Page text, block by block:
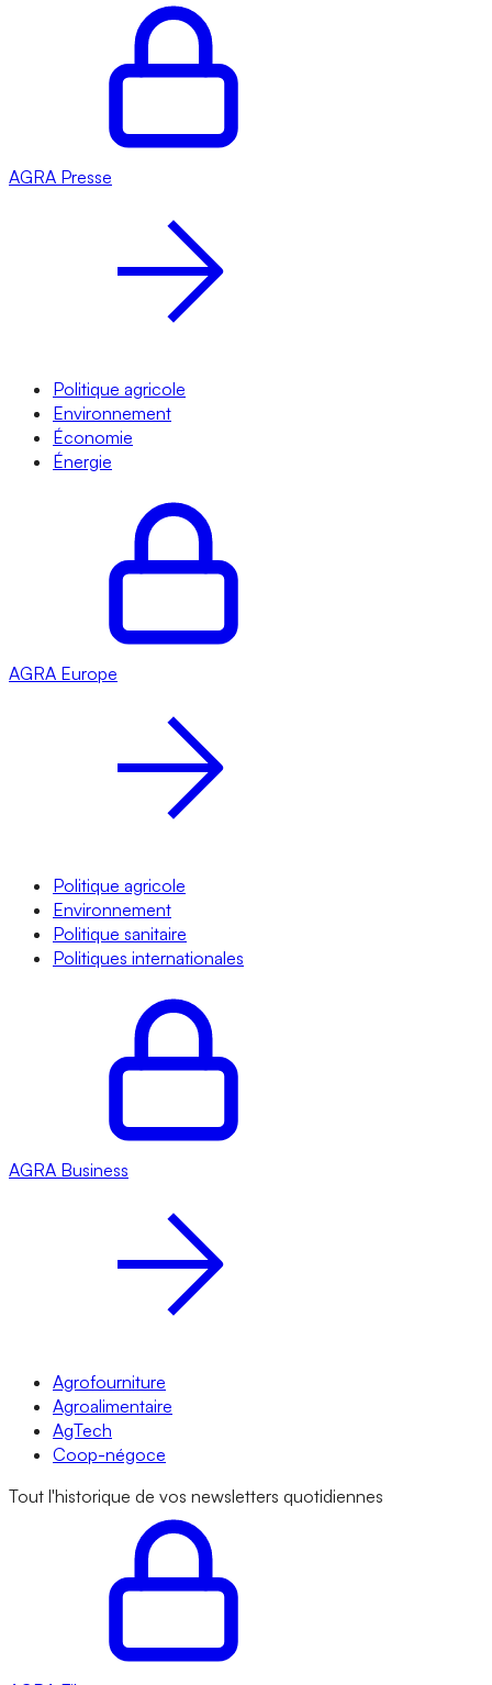
AGRA Presse
Politique agricole
Environnement
Économie
Énergie
AGRA Europe
Politique agricole
Environnement
Politique sanitaire
Politiques internationales
AGRA Business
Agrofourniture
Agroalimentaire
AgTech
Coop-négoce
Tout l'historique de vos newsletters quotidiennes